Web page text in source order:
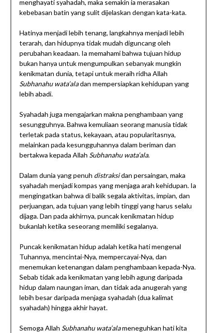
menghayati syahadah, maka semakin ia merasakan
kebebasan batin yang sulit dijelaskan dengan kata-kata.
Hatinya menjadi lebih tenang, langkahnya menjadi lebih
terarah, dan hidupnya tidak mudah diguncang oleh
perubahan keadaan. Ia memahami bahwa tujuan hidup
bukan hanya untuk mengumpulkan sebanyak mungkin
kenikmatan dunia, tetapi untuk meraih ridha Allah
Subhanahu wata’aladan mempersiapkan kehidupan yang
lebih abadi.
Syahadah juga mengajarkan makna penghambaan yang
sesungguhnya. Bahwa kemuliaan seorang manusia tidak
terletak pada status, kekayaan, atau popularitasnya,
melainkan pada kesungguhannya dalam beriman dan
bertakwa kepada Allah Subhanahu wata’ala.
Dalam dunia yang penuh distraksidan persaingan, maka
syahadah menjadi kompas yang menjaga arah kehidupan. Ia
mengingatkan bahwa di balik segala aktivitas, impian, dan
perjuangan, ada tujuan yang lebih tinggi yang harus selalu
dijaga. Dan pada akhirnya, puncak kenikmatan hidup
bukanlah ketika seseorang memiliki segalanya.
Puncak kenikmatan hidup adalah ketika hati mengenal
Tuhannya, mencintai-Nya, mempercayai-Nya, dan
menemukan ketenangan dalam penghambaan kepada-Nya.
Sebab tidak ada kenikmatan yang lebih agung daripada
hidup dalam naungan iman, dan tidak ada anugerah yang
lebih besar daripada menjaga syahadah (dua kalimat
syahadah) hingga akhir hayat.
Semoga Allah Subhanahu wata’alameneguhkan hati kita